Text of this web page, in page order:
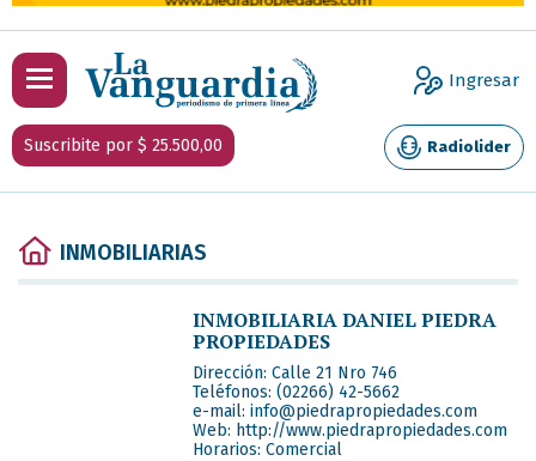
Ingresar
Suscribite por $ 25.500,00 Radiolider
INMOBILIARIAS
INMOBILIARIA DANIEL PIEDRA
PROPIEDADES
Dirección: Calle 21 Nro 746
Teléfonos: (02266) 42-5662
e-mail: info@piedrapropiedades.com
Web: http://www.piedrapropiedades.com
Horarios: Comercial